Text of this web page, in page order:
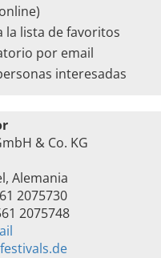
la lista de favoritos
por email
interesadas
& Co. KG
Alemania
2075730
2075748